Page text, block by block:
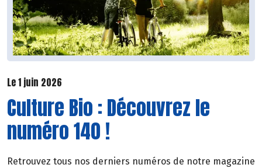
Le 1 juin 2026
Culture Bio : Découvrez le
numéro 140 !
Retrouvez tous nos derniers numéros de notre magazine